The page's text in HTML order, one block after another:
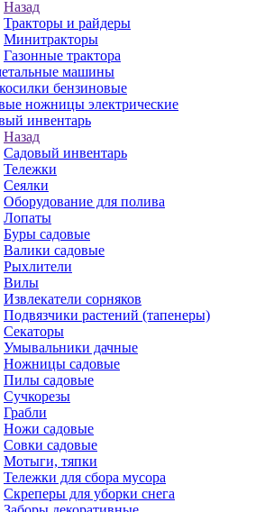
Назад
Тракторы и райдеры
Минитракторы
Газонные трактора
машины
бензиновые
ножницы электрические
инвентарь
Назад
Садовый инвентарь
Тележки
Сеялки
Оборудование для полива
Лопаты
Буры садовые
Валики садовые
Рыхлители
Вилы
Извлекатели сорняков
Подвязчики растений (тапенеры)
Секаторы
Умывальники дачные
Ножницы садовые
Пилы садовые
Сучкорезы
Грабли
Ножи садовые
Совки садовые
Мотыги, тяпки
Тележки для сбора мусора
Скреперы для уборки снега